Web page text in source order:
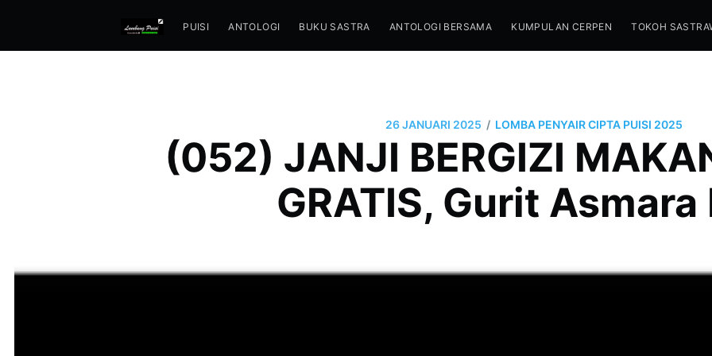
PUISI ANTOLOGI BUKU SASTRA ANTOLOGI BERSAMA KUMPULAN CERPEN TOKOH
26 JANUARI 2025 / LOMBA PENYAIR CIPTA PUISI 2025
(052) JANJI BERGIZI
GRATIS, Gurit Asmara